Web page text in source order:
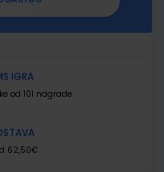
IGRA
od 101 nagrade
62,50€